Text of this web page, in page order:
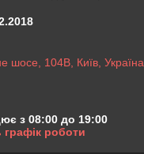
шосе, 104B, Київ, Україна
з 08:00 до 19:00
графік роботи